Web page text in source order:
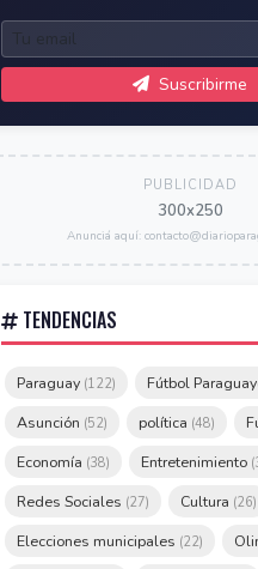
Suscribirme
PUBLICIDAD
300x250
Anunciá aquí:
TENDENCIAS
Paraguay (122) Fútbol
Asunción (52) política (48)
Economía (38) Entretenimiento
Redes Sociales (27) Cultura (26)
Elecciones municipales (22)